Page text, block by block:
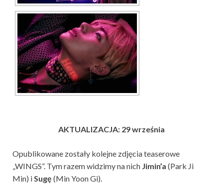
AKTUALIZACJA: 29 września
Opublikowane zostały kolejne zdjęcia teaserowe
„WINGS”. Tym razem widzimy na nich Jimin’a (Park Ji
Min) iSugę (Min Yoon Gi).